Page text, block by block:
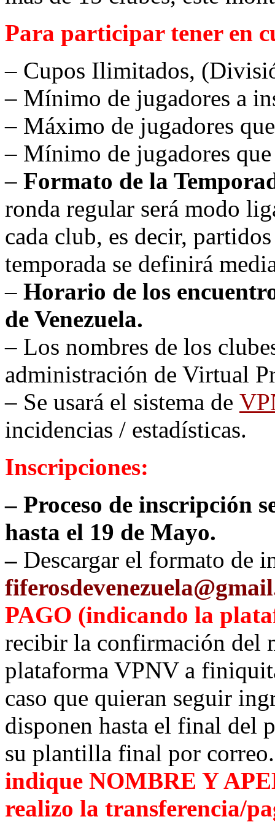
Para participar tener en
– Cupos Ilimitados,
– Mínimo de jugadores a
– Máximo de jugadores
– Mínimo de jugadores
– Formato de la
ronda regular será modo
cada club, es decir,
temporada se definirá
– Horario de los
de Venezuela.
– Los nombres de los
administración de Virtual
– Se usará el sistema de
incidencias / estadísticas.
Inscripciones:
– Proceso de inscripción
hasta el 19 de Mayo.
– Descargar el formato de
PAGO (indicando la
recibir la confirmación del
plataforma VPNV a
caso que quieran seguir
disponen hasta el final del
su plantilla final por
indique NOMBRE Y
realizo la transferencia/